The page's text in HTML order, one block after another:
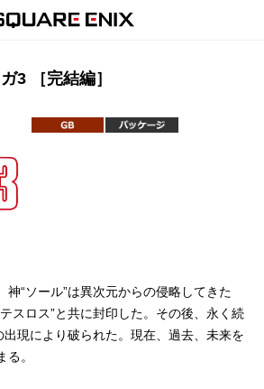
3 ［完結編］
神“ソール”は異次元からの侵略してきた
スロス”と共に封印した。その後、永く続
出現により破られた。現在、過去、未来を
。